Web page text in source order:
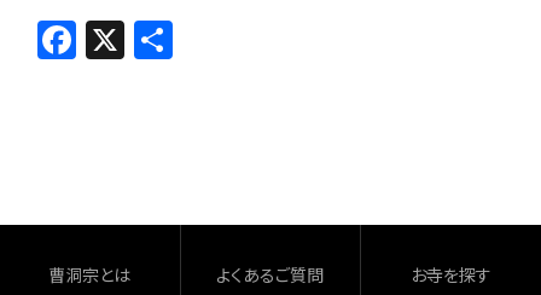
F
a
o
o
X 共
曹洞宗とは よくあるご質問 お寺を探す